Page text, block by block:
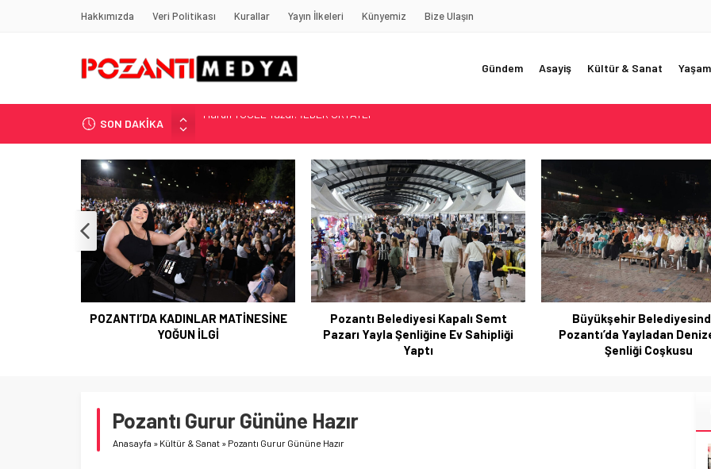
Hakkımızda Veri Politikası Kurallar Yayın İlkeleri Künyemiz Bize Ulaşın
Gündem Asayiş Kültür & Sanat Yaşam
SON DAKİKA
Adana’nın Gizli Cenneti Pozantı Akçatekir Yaylası
Yılmaz Soğutma’dan Buzdolabı Uyarısı
Gaziantep, Mersin ve Adana’da Web Tasarımın Öncüsü GZR Ajans
Harun YÜCEL Yazdı: İLBER ORTAYLI
Pozantı Belediyesi Kapalı Semt
Pazarı Yayla Şenliğine Ev Sahipliği
Büyükşehir Belediyesinden
Pozantı’da Yayladan Denize Yaz
Şenliği Coşkusu
Yayladan Denize Yaz
Pozantı’da Başlıyor!
Pozantı Gurur Gününe Hazır
Anasayfa » Kültür & Sanat » Pozantı Gurur Gününe Hazır